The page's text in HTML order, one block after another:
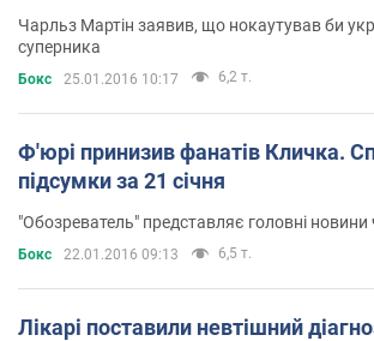
Чарльз Мартін заявив, що нокаутував би
суперника
Бокс 25.01.2016 10:17 6,2 т.
Ф'юрі принизив фанатів Кличка.
підсумки за 21 січня
"Обозреватель" представляє головні новини
Бокс 22.01.2016 09:13 6,5 т.
Лікарі поставили невтішний